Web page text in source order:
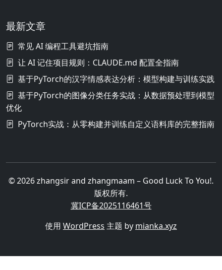
最新文章
常见 AI 编程工具避坑指南
让 AI 记住项目规则：CLAUDE.md 配置全指南
基于PyTorch的汉字情感表达分析：模型构建与训练实践
基于PyTorch的图像分类任务实战：从数据预处理到模型
优化
PyTorch实战：从零构建并训练自定义语料库的完整指南
© 2026 zhangsir and zhangmaam – Good Luck To You!.
版权所有.
冀ICP备2025116461号
使用 WordPress 主题 by mianka.xyz